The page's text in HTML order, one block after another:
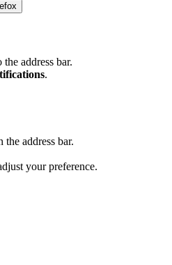
address bar.
.
address bar.
your preference.